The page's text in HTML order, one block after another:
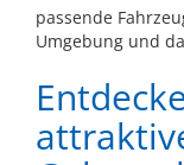
passende
Umgebung und